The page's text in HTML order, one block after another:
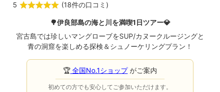
5 (18件の口コミ )
🌳伊良部島の海と川を満喫1日ツアー💎
宮古島では珍しいマングローブをSUP/カヌークルージングと
青の洞窟を楽しめる探検＆シュノーケリングプラン！
🏆 全国No.1ショップがご案内
初めての方でも安心してご参加いただけます。